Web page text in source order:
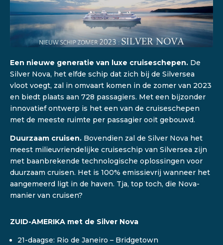
Een nieuwe generatie van luxe cruiseschepen. De
Silver Nova, het elfde schip dat zich bij de Silversea
vloot voegt, zal in omvaart komen in de zomer van 2023
en biedt plaats aan 728 passagiers. Met een bijzonder
innovatief ontwerp is het een van de cruiseschepen
met de meeste ruimte per passagier ooit gebouwd.
Duurzaam cruisen. Bovendien zal de Silver Nova het
meest milieuvriendelijke cruiseschip van Silversea zijn
met baanbrekende technologische oplossingen voor
duurzaam cruisen. Het is 100% emissievrij wanneer het
aangemeerd ligt in de haven. Tja, top toch, die Nova-
manier van cruisen?
ZUID-AMERIKA met de Silver Nova
21-daagse: Rio de Janeiro – Bridgetown